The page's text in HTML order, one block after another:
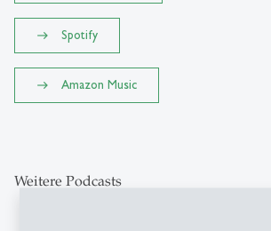
Spotify
Amazon Music
Weitere Podcasts